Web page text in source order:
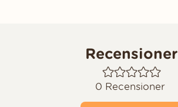
Recensioner
0 Recensioner